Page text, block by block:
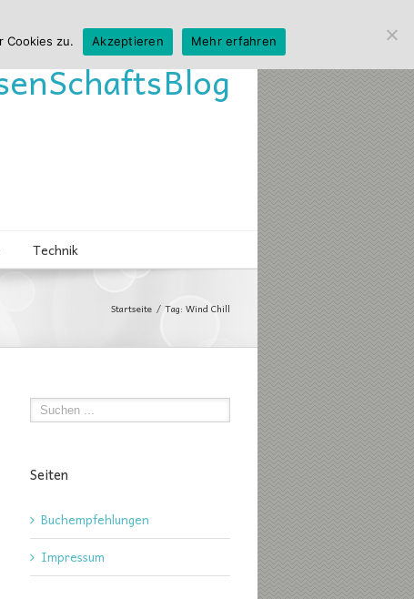
SchaftsBlog
Technik
Startseite Tag: Wind Chill
Seiten
Buchempfehlungen
Impressum
Cookies zu.
Akzeptieren Mehr erfahren